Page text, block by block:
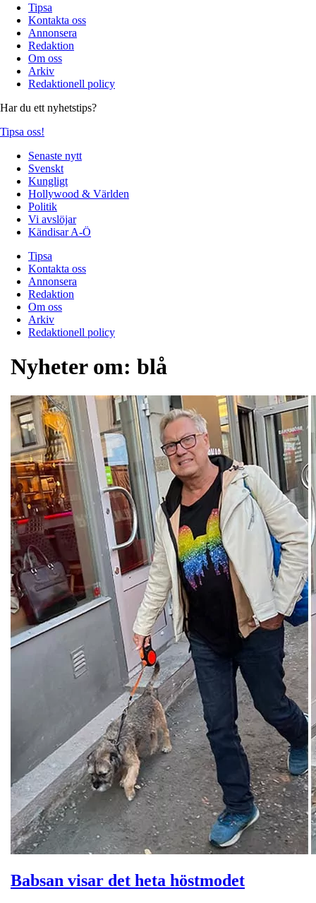
Tipsa
Kontakta oss
Annonsera
Redaktion
Om oss
Arkiv
Redaktionell policy
Har du ett nyhetstips?
Tipsa oss!
Senaste nytt
Svenskt
Kungligt
Hollywood & Världen
Politik
Vi avslöjar
Kändisar A-Ö
Tipsa
Kontakta oss
Annonsera
Redaktion
Om oss
Arkiv
Redaktionell policy
Nyheter om: blå
Babsan visar det heta höstmodet